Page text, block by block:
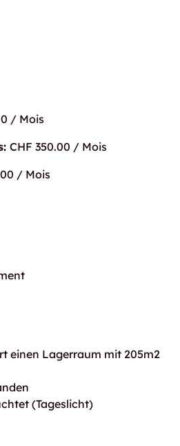
/ Mois
CHF 350.00 / Mois
/ Mois
einen Lagerraum mit 205m2
(Tageslicht)